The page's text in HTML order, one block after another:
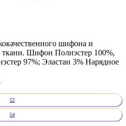
шифона и
ткани. Шифон Полиэстер 100%,
97%; Эластан 3% Нарядное
52
54